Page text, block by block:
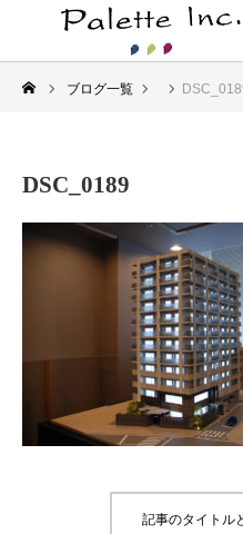
ブログ一覧
DSC_0189
記事のタイトル